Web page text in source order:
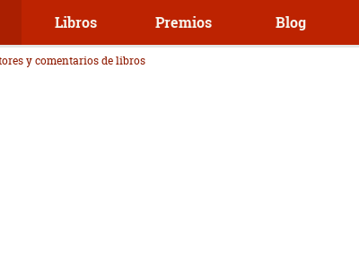
Libros Premios Blog
y comentarios de libros